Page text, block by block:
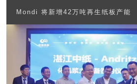
Mondi 将新增42万吨再生纸板产能